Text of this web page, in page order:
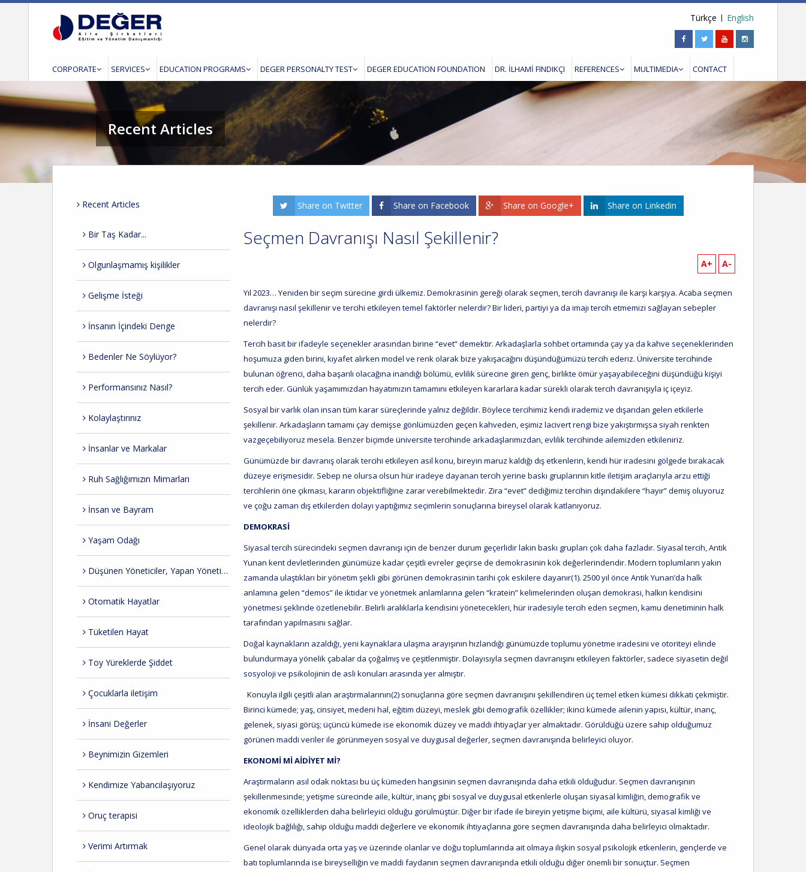
Türkçe English
CORPORATE SERVICES EDUCATION PROGRAMS DEGER PERSONALTY TEST DEGER EDUCATION FOUNDATION DR. İLHAMİ FINDIKÇI REFERENCES MULTIMEDIA CONTACT
Recent Articles
Recent Articles
Bir Taş Kadar...
Olgunlaşmamış kişilikler
Gelişme İsteği
İnsanın İçindeki Denge
Bedenler Ne Söylüyor?
Performansınız Nasıl?
Kolaylaştırınız
İnsanlar ve Markalar
Ruh Sağlığımızın Mimarları
İnsan ve Bayram
Yaşam Odağı
Düşünen Yöneticiler, Yapan Yöneticiler
Otomatik Hayatlar
Tüketilen Hayat
Toy Yüreklerde Şiddet
Çocuklarla iletişim
İnsani Değerler
Beynimizin Gizemleri
Kendimize Yabancılaşıyoruz
Oruç terapisi
Verimi Artırmak
Share on Twitter Share on Facebook Share on Google+ Share on Linkedin
Seçmen Davranışı Nasıl Şekillenir?
A+ A-
Yıl 2023… Yeniden bir seçim sürecine girdi ülkemiz. Demokrasinin gereği olarak seçmen, tercih davranışı ile karşı karşıya. Acaba seçmen
davranışı nasıl şekillenir ve tercihi etkileyen temel faktörler nelerdir? Bir lideri, partiyi ya da imajı tercih etmemizi sağlayan sebepler
nelerdir?
Tercih basit bir ifadeyle seçenekler arasından birine “evet” demektir. Arkadaşlarla sohbet ortamında çay ya da kahve seçeneklerinden
hoşumuza giden birini, kıyafet alırken model ve renk olarak bize yakışacağını düşündüğümüzü tercih ederiz. Üniversite tercihinde
bulunan öğrenci, daha başarılı olacağına inandığı bölümü, evlilik sürecine giren genç, birlikte ömür yaşayabileceğini düşündüğü kişiyi
tercih eder. Günlük yaşamımızdan hayatımızın tamamını etkileyen kararlara kadar sürekli olarak tercih davranışıyla iç içeyiz.
Sosyal bir varlık olan insan tüm karar süreçlerinde yalnız değildir. Böylece tercihimiz kendi irademiz ve dışarıdan gelen etkilerle
şekillenir. Arkadaşların tamamı çay demişse gönlümüzden geçen kahveden, eşimiz lacivert rengi bize yakıştırmışsa siyah renkten
vazgeçebiliyoruz mesela. Benzer biçimde üniversite tercihinde arkadaşlarımızdan, evlilik tercihinde ailemizden etkileniriz.
Günümüzde bir davranış olarak tercihi etkileyen asıl konu, bireyin maruz kaldığı dış etkenlerin, kendi hür iradesini gölgede bırakacak
düzeye erişmesidir. Sebep ne olursa olsun hür iradeye dayanan tercih yerine baskı gruplarının kitle iletişim araçlarıyla arzu ettiği
tercihlerin öne çıkması, kararın objektifliğine zarar verebilmektedir. Zira “evet” dediğimiz tercihin dışındakilere “hayır” demiş oluyoruz
ve çoğu zaman dış etkilerden dolayı yaptığımız seçimlerin sonuçlarına bireysel olarak katlanıyoruz.
DEMOKRASİ
Siyasal tercih sürecindeki seçmen davranışı için de benzer durum geçerlidir lakin baskı grupları çok daha fazladır. Siyasal tercih, Antik
Yunan kent devletlerinden günümüze kadar çeşitli evreler geçirse de demokrasinin kök değerlerindendir. Modern toplumların yakın
zamanda ulaştıkları bir yönetim şekli gibi görünen demokrasinin tarihi çok eskilere dayanır(1). 2500 yıl önce Antik Yunan’da halk
anlamına gelen “demos” ile iktidar ve yönetmek anlamlarına gelen “kratein” kelimelerinden oluşan demokrasi, halkın kendisini
yönetmesi şeklinde özetlenebilir. Belirli aralıklarla kendisini yönetecekleri, hür iradesiyle tercih eden seçmen, kamu denetiminin halk
tarafından yapılmasını sağlar.
Doğal kaynakların azaldığı, yeni kaynaklara ulaşma arayışının hızlandığı günümüzde toplumu yönetme iradesini ve otoriteyi elinde
bulundurmaya yönelik çabalar da çoğalmış ve çeşitlenmiştir. Dolayısıyla seçmen davranışını etkileyen faktörler, sadece siyasetin değil
sosyoloji ve psikolojinin de asli konuları arasında yer almıştır.
Konuyla ilgili çeşitli alan araştırmalarının(2) sonuçlarına göre seçmen davranışını şekillendiren üç temel etken kümesi dikkati çekmiştir.
Birinci kümede; yaş, cinsiyet, medeni hal, eğitim düzeyi, meslek gibi demografik özellikler; ikinci kümede ailenin yapısı, kültür, inanç,
gelenek, siyasi görüş; üçüncü kümede ise ekonomik düzey ve maddi ihtiyaçlar yer almaktadır. Görüldüğü üzere sahip olduğumuz
görünen maddi veriler ile görünmeyen sosyal ve duygusal değerler, seçmen davranışında belirleyici oluyor.
EKONOMİ Mİ AİDİYET Mİ?
Araştırmaların asıl odak noktası bu üç kümeden hangisinin seçmen davranışında daha etkili olduğudur. Seçmen davranışının
şekillenmesinde; yetişme sürecinde aile, kültür, inanç gibi sosyal ve duygusal etkenlerle oluşan siyasal kimliğin, demografik ve
ekonomik özelliklerden daha belirleyici olduğu görülmüştür. Diğer bir ifade ile bireyin yetişme biçimi, aile kültürü, siyasal kimliği ve
ideolojik bağlılığı, sahip olduğu maddi değerlere ve ekonomik ihtiyaçlarına göre seçmen davranışında daha belirleyici olmaktadır.
Genel olarak dünyada orta yaş ve üzerinde olanlar ve doğu toplumlarında ait olmaya ilişkin sosyal psikolojik etkenlerin, gençlerde ve
batı toplumlarında ise bireyselliğin ve maddi faydanın seçmen davranışında etkili olduğu diğer önemli bir sonuçtur. Seçmen